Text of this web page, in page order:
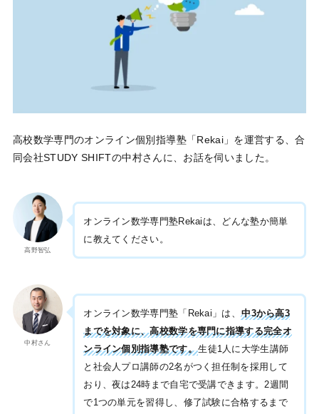
高校数学専門のオンライン個別指導塾「Rekai」を運営する、合
同会社STUDY SHIFTの中村さんに、お話を伺いました。
高野智弘
オンライン数学専門塾Rekaiは、どんな塾か簡単
に教えてください。
中村さん
オンライン数学専門塾「Rekai」は、 中3から高3
までを対象に、高校数学を専門に指導する完全オ
ンライン個別指導塾です。生徒1人に大学生講師
と社会人プロ講師の2名がつく担任制を採用して
おり、夜は24時まで自宅で受講できます。2週間
で1つの単元を習得し、修了試験に合格するまで